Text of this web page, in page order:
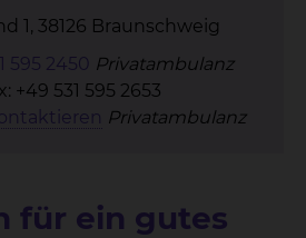
1, 38126 Braunschweig
595 2450 Privatambulanz
+49 531 595 2653
Privatambulanz
für ein gutes